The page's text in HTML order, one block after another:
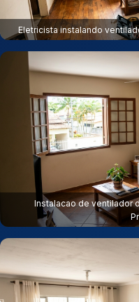
Eletricista instalando
Instalacao de ventilador